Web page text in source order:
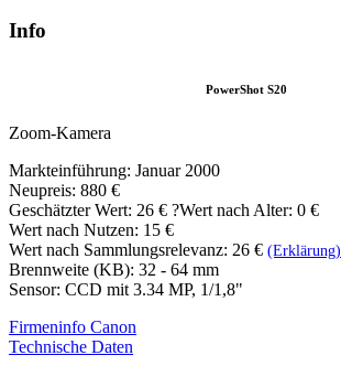
Info
PowerShot S20
Zoom-Kamera
Markteinführung: Januar 2000
Neupreis: 880 €
Geschätzter Wert: 26 € ?Wert nach Alter: 0 €
Wert nach Nutzen: 15 €
Wert nach Sammlungsrelevanz: 26 € (Erklärung)
Brennweite (KB): 32 - 64 mm
Sensor: CCD mit 3.34 MP, 1/1,8"
Firmeninfo Canon
Technische Daten